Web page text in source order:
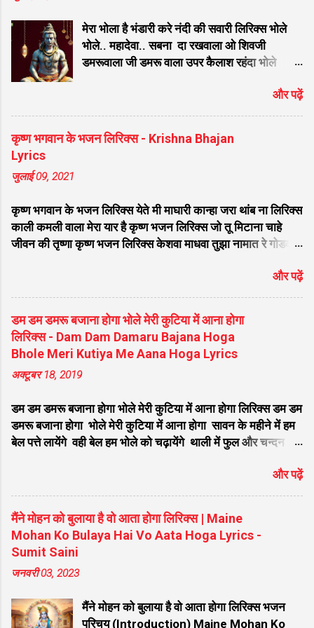
लिरिक्स वि...
मेरा भोला है भंडारी करे नंदी की सवारी लिरिक्स भोले
भोले.. महादेवा.. सबना दा रखवाला ओ शिवजी
डमरूवाला जी डमरू वाला उपर कैलाश रहंदा भोले
जी पापिया जो मारदा बड़ा ही दयाल मेरा भोले अमली ॐ
नमः शिवाय शम्भु ॐ नमः शिवाय ॐ नमः शिवाय शम्भु
ॐ नमः शिवाय महादेव तेरा डमरू डम डम, डम डम
बजतो जाये रे हो महादेवा... ॐ नमः शिवाय शम्भु सर से
नाथ जी कालेया कुंडला वाला मेरा भोले बाबा किधर
कैलाश तेरा डेरा ओ जी... सर पे तेरे ओं गंगा मैया
विराजे मुकुट पे चंदा मामा ओं जी ॐ नमः शिवाय शम्भु
जी धुनी रमान्दा बड़ा ही तपारी मेरा भोले अमली मेरा
भोला है भंडारी करता नंदी की सवारी...
और पढ़ें
कृष्ण भगवान के भजन लिरिक्स - Krishna Bhajan
Lyrics
जुलाई 09, 2021
कृष्ण भगवान के भजन लिरिक्स येते मी माघारी कान्हा जरा थांब ना लिरिक्स
काली कमली वाला मेरा यार है कृष्ण भजन लिरिक्स जो तू मिटाना चाहे
जीवन की तृष्णा कृष्ण भजन लिरिक्स केशवा माधवा तुझा नामात रे गोडवा
से सब काम हो रहा है भजन लिरिक्स दिल में तू श्याम नाम की जरा ज्योति
जला के देख लिरिक्स मनिहारी का भेस बनाया श्याम चूड़ी बेचने आया
लिरिक्स श्याम सवेरे देखु तुझको कितना सुंदर रूप है लिरिक्स लागी लगन
मत तोडना भजन लिरिक्स अरे द्वारपालो कन्हैया से कहदो दर पे सुदामा
ककरीब आ गया है लिरिक्स मुरली वाले मुरली बजा कृष्ण भजन लिरिक्स
जरा धीरे से बजाना बंसी बजाने वाले कृष्ण भजन लिरिक्स सांवली सूरत पे
मोहन दिल दीवाना हो गया लिरिक्स वो मुरली याद आती है सुन कान्हा सुन
बिगड़ी किस्मत को जगा दे ऐसा मेरा श्याम है लिरिक्स कौन कहता है
भगव...
और पढ़ें
डम डम डमरू बजाना होगा भोले मेरी कुटिया में आना होगा
लिरिक्स - Dam Dam Damaru Bajana Hoga
Bhole Meri Kutiya Me Aana Hoga Lyrics
अक्टूबर 18, 2019
डम डम डमरू बजाना होगा भोले मेरी कुटिया में आना होगा लिरिक्स डम डम
डमरू बजाना होगा भोले मेरी कुटिया में आना होगा सावन के महीने में हम
बेल पत्ते लायेंगे वही बेल हम भोले को चढ़ायेंगे थाली में फुल और चन्दन
कुटिया में आना होगा सावन के महीने में हम गंगा जल लायेंगे वही गंगाजल
हम भोले को चढ़ायेंगे फिर तो भजन और किर्तन होगा भोले मेरी कुटिया में
आना होगा डम डम डमरू बजाना होगा भोले मेरी कुटिया में आना होगा
सावन के महीने में हम गंगा रेत लायेंगे वही गंगा रेत हम शिवलिंग बनायेगे
फिर तो भोले का अभिनन्दन होगा भोले मेरी कुटिया में आना होगा डम डम
डमरू बजाना होगा भोले मेरी कुटिया में आना होगा सावन के महीने में हम
भांग धतुरा लायेंगे वही भांग धतुरा हम भोले को चढ़ाएंगे फिर तो भोले को
और पढ़ें
मैंने मोहन को बुलाया है वो आता होगा लिरिक्स | Maine
Mohan Ko Bulaya Hai Vo Aata Hoga Lyrics -
Sumit Saini
जनवरी 03, 2023
मैंने मोहन को बुलाया है वो आता होगा लिरिक्स भजन
परिचय (Introduction) Maine Mohan Ko